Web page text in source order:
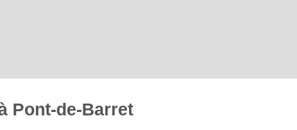
Pont-de-Barret